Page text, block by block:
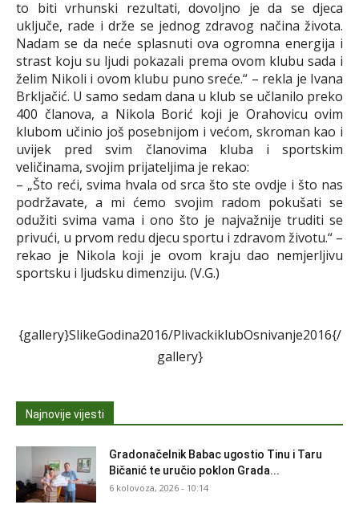
to biti vrhunski rezultati, dovoljno je da se djeca
uključe, rade i drže se jednog zdravog načina života.
Nadam se da neće splasnuti ova ogromna energija i
strast koju su ljudi pokazali prema ovom klubu sada i
želim Nikoli i ovom klubu puno sreće.“ – rekla je Ivana
Brkljačić. U samo sedam dana u klub se učlanilo preko
400 članova, a Nikola Borić koji je Orahovicu ovim
klubom učinio još posebnijom i većom, skroman kao i
uvijek pred svim članovima kluba i sportskim
veličinama, svojim prijateljima je rekao:
– „Što reći, svima hvala od srca što ste ovdje i što nas
podržavate, a mi ćemo svojim radom pokušati se
odužiti svima vama i ono što je najvažnije truditi se
privući, u prvom redu djecu sportu i zdravom životu.“ –
rekao je Nikola koji je ovom kraju dao nemjerljivu
sportsku i ljudsku dimenziju. (V.G.)
{gallery}SlikeGodina2016/PlivackiklubOsnivanje2016{/
gallery}
Najnovije vijesti
Gradonačelnik Babac ugostio Tinu i Taru
Bičanić te uručio poklon Grada...
6 kolovoza, 2026 - 10:14